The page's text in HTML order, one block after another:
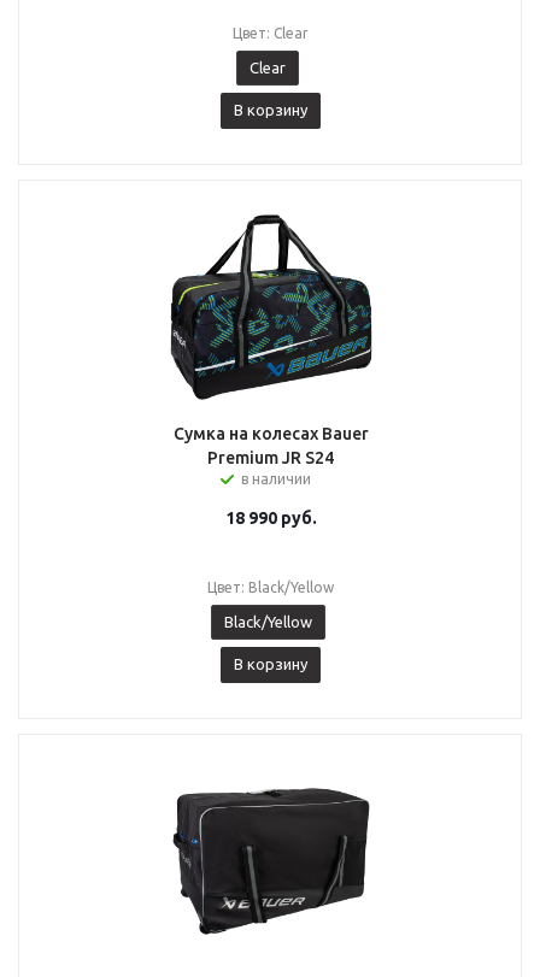
Цвет: Clear
Clear
В корзину
Сумка на колесах Bauer
Premium JR S24
в наличии
18 990руб.
Цвет: Black/Yellow
Black/Yellow
В корзину